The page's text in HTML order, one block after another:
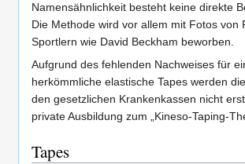
Namensähnlichkeit besteht keine direkte
Die Methode wird vor allem mit Fotos von
Sportlern wie David Beckham beworben.
Aufgrund des fehlenden Nachweises für
herkömmliche elastische Tapes werden
den gesetzlichen Krankenkassen nicht
private Ausbildung zum „Kineso-Taping-
Tapes